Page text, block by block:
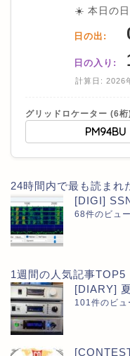
☀️ 本日の日
日の出:
日の入り:
計算日: 2026
グリッドロケーター (6桁
24時間内で最も読まれ
[DIGI]
68件のビュー
1週間の人気記事TOP5
[DIARY]
101件のビュ